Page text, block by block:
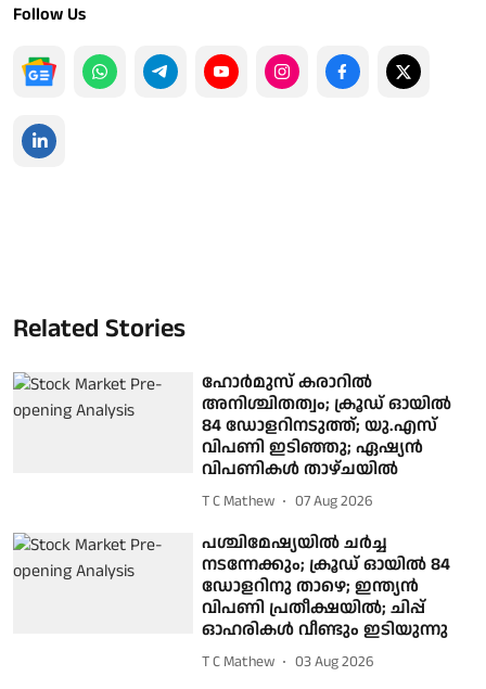
Follow Us
Related Stories
ഹോർമുസ് കരാറിൽ
അനിശ്ചിതത്വം; ക്രൂഡ് ഓയിൽ
84 ഡോളറിനടുത്ത്; യു.എസ്
വിപണി ഇടിഞ്ഞു; ഏഷ്യൻ
വിപണികൾ താഴ്ചയിൽ
T C Mathew 07 Aug 2026
പശ്ചിമേഷ്യയിൽ ചർച്ച
നടന്നേക്കും; ക്രൂഡ് ഓയിൽ 84
ഡോളറിനു താഴെ; ഇന്ത്യൻ
വിപണി പ്രതീക്ഷയിൽ; ചിപ്പ്
ഓഹരികൾ വീണ്ടും ഇടിയുന്നു
T C Mathew 03 Aug 2026